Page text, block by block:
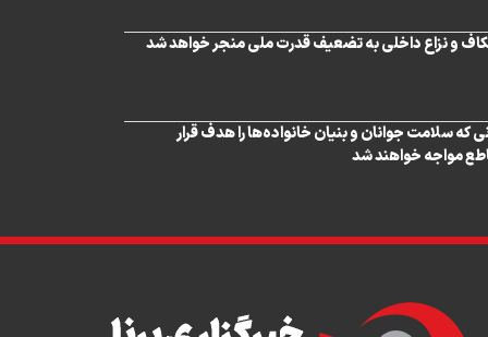
و نزاع داخلی به تضعیف قدرت ملی منجر خواهد شد
که سلامت جوانان و بنیان خانواده‌ها را هدف قرار
مواجه خواهند شد